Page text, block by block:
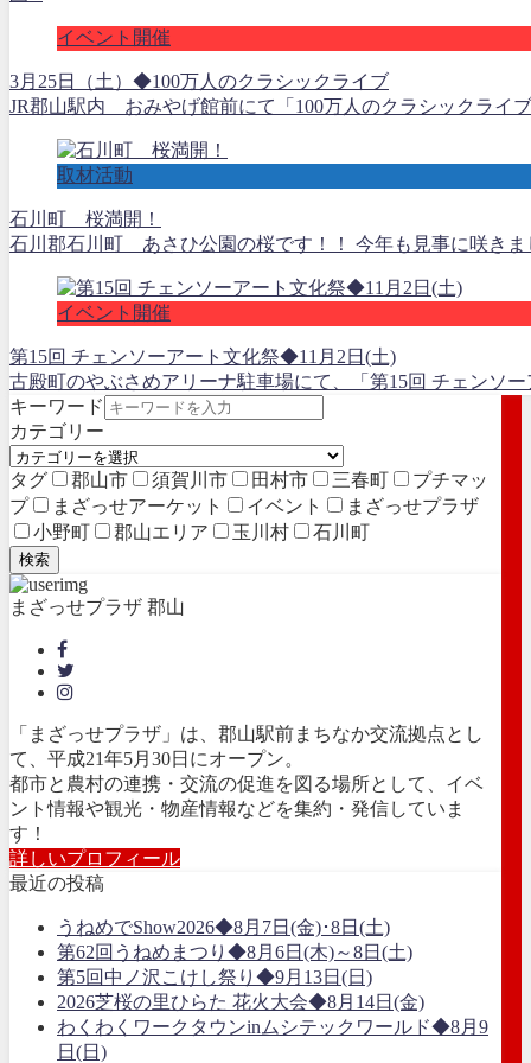
イベント開催
3月25日（土）◆100万人のクラシックライブ
JR郡山駅内 おみやげ館前にて「100万人のクラシックライ
取材活動
石川町 桜満開！
石川郡石川町 あさひ公園の桜です！！ 今年も見事に咲きま
イベント開催
第15回 チェンソーアート文化祭◆11月2日(土)
古殿町のやぶさめアリーナ駐車場にて、「第15回 チェンソ
キーワード
カテゴリー
タグ 郡山市 須賀川市 田村市 三春町
プチマッ
プ
まざっせアーケット イベント
まざっせプラザ
小野町
郡山エリア 玉川村 石川町
検索
まざっせプラザ 郡山
「まざっせプラザ」は、郡山駅前まちなか交流拠点とし
て、平成21年5月30日にオープン。
都市と農村の連携・交流の促進を図る場所として、イベ
ント情報や観光・物産情報などを集約・発信していま
す！
詳しいプロフィール
最近の投稿
うねめでShow2026◆8月7日(金)･8日(土)
第62回うねめまつり◆8月6日(木)～8日(土)
第5回中ノ沢こけし祭り◆9月13日(日)
2026芝桜の里ひらた 花火大会◆8月14日(金)
わくわくワークタウンinムシテックワールド◆8月9
日(日)